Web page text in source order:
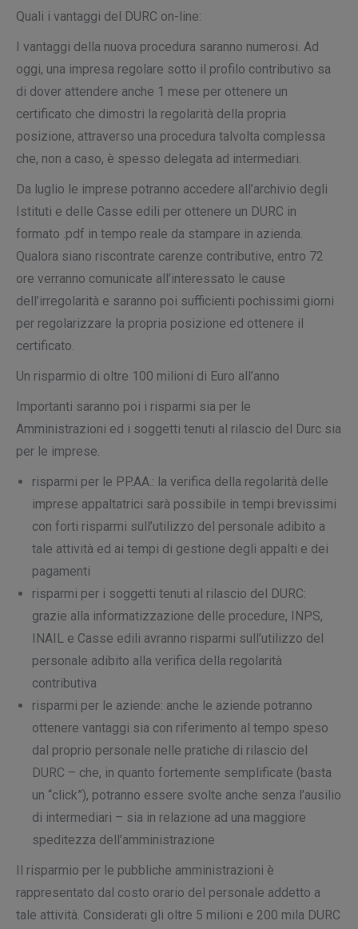
Quali i vantaggi del DURC on-line:
I vantaggi della nuova procedura saranno numerosi. Ad
oggi, una impresa regolare sotto il profilo contributivo sa
di dover attendere anche 1 mese per ottenere un
certificato che dimostri la regolarità della propria
posizione, attraverso una procedura talvolta complessa
che, non a caso, è spesso delegata ad intermediari.
Da luglio le imprese potranno accedere all’archivio degli
Istituti e delle Casse edili per ottenere un DURC in
formato .pdf in tempo reale da stampare in azienda.
Qualora siano riscontrate carenze contributive, entro 72
ore verranno comunicate all’interessato le cause
dell’irregolarità e saranno poi sufficienti pochissimi giorni
per regolarizzare la propria posizione ed ottenere il
certificato.
Un risparmio di oltre 100 milioni di Euro all’anno
Importanti saranno poi i risparmi sia per le
Amministrazioni ed i soggetti tenuti al rilascio del Durc sia
per le imprese.
risparmi per le PP.AA.: la verifica della regolarità delle
imprese appaltatrici sarà possibile in tempi brevissimi
con forti risparmi sull’utilizzo del personale adibito a
tale attività ed ai tempi di gestione degli appalti e dei
pagamenti
risparmi per i soggetti tenuti al rilascio del DURC:
grazie alla informatizzazione delle procedure, INPS,
INAIL e Casse edili avranno risparmi sull’utilizzo del
personale adibito alla verifica della regolarità
contributiva
risparmi per le aziende: anche le aziende potranno
ottenere vantaggi sia con riferimento al tempo speso
dal proprio personale nelle pratiche di rilascio del
DURC – che, in quanto fortemente semplificate (basta
un “click”), potranno essere svolte anche senza l’ausilio
di intermediari – sia in relazione ad una maggiore
speditezza dell’amministrazione
Il risparmio per le pubbliche amministrazioni è
rappresentato dal costo orario del personale addetto a
tale attività. Considerati gli oltre 5 milioni e 200 mila DURC